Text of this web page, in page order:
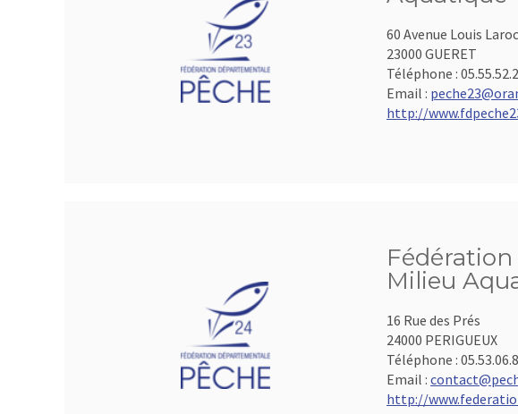
60 Avenue Louis
23000 GUERET
Téléphone :
Email :
http://
Milieu
16 Rue des Prés
24000 PERIGUEUX
Téléphone :
Email :
http://